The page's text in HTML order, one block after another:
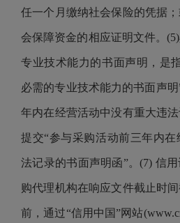
任一个月缴纳社会保险的凭据
会保障资金的相应证明文件。
专业技术能力的书面声明，是
必需的专业技术能力的书面声
年内在经营活动中没有重大违
提交“参与采购活动前三年内
法记录的书面声明函”。(7) 信
购代理机构在响应文件截止时
前，通过“信用中国”网站